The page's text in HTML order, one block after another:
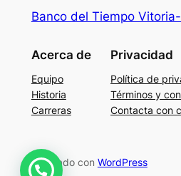
Banco del Tiempo
Acerca de
Equipo
Historia
Carreras
Privacidad
Política de
Términos y
Contacta con
Diseñado con WordPress